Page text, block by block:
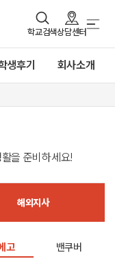
학교검색상담센터
생후기 회사소개
을 준비하세요!
해외지사
고
밴쿠버